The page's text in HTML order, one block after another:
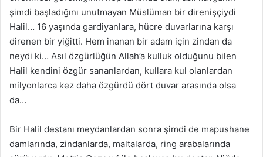
şimdi başladığını unutmayan Müslüman bir direnişçiydi
Halil… 16 yaşında gardiyanlara, hücre duvarlarına karşı
direnen bir yiğitti. Hem inanan bir adam için zindan da
neydi ki… Asıl özgürlüğün Allah’a kulluk olduğunu bilen
Halil kendini özgür sananlardan, kullara kul olanlardan
milyonlarca kez daha özgürdü dört duvar arasında olsa
da…
Bir Halil destanı meydanlardan sonra şimdi de mapushane
damlarında, zindanlarda, maltalarda, ring arabalarında